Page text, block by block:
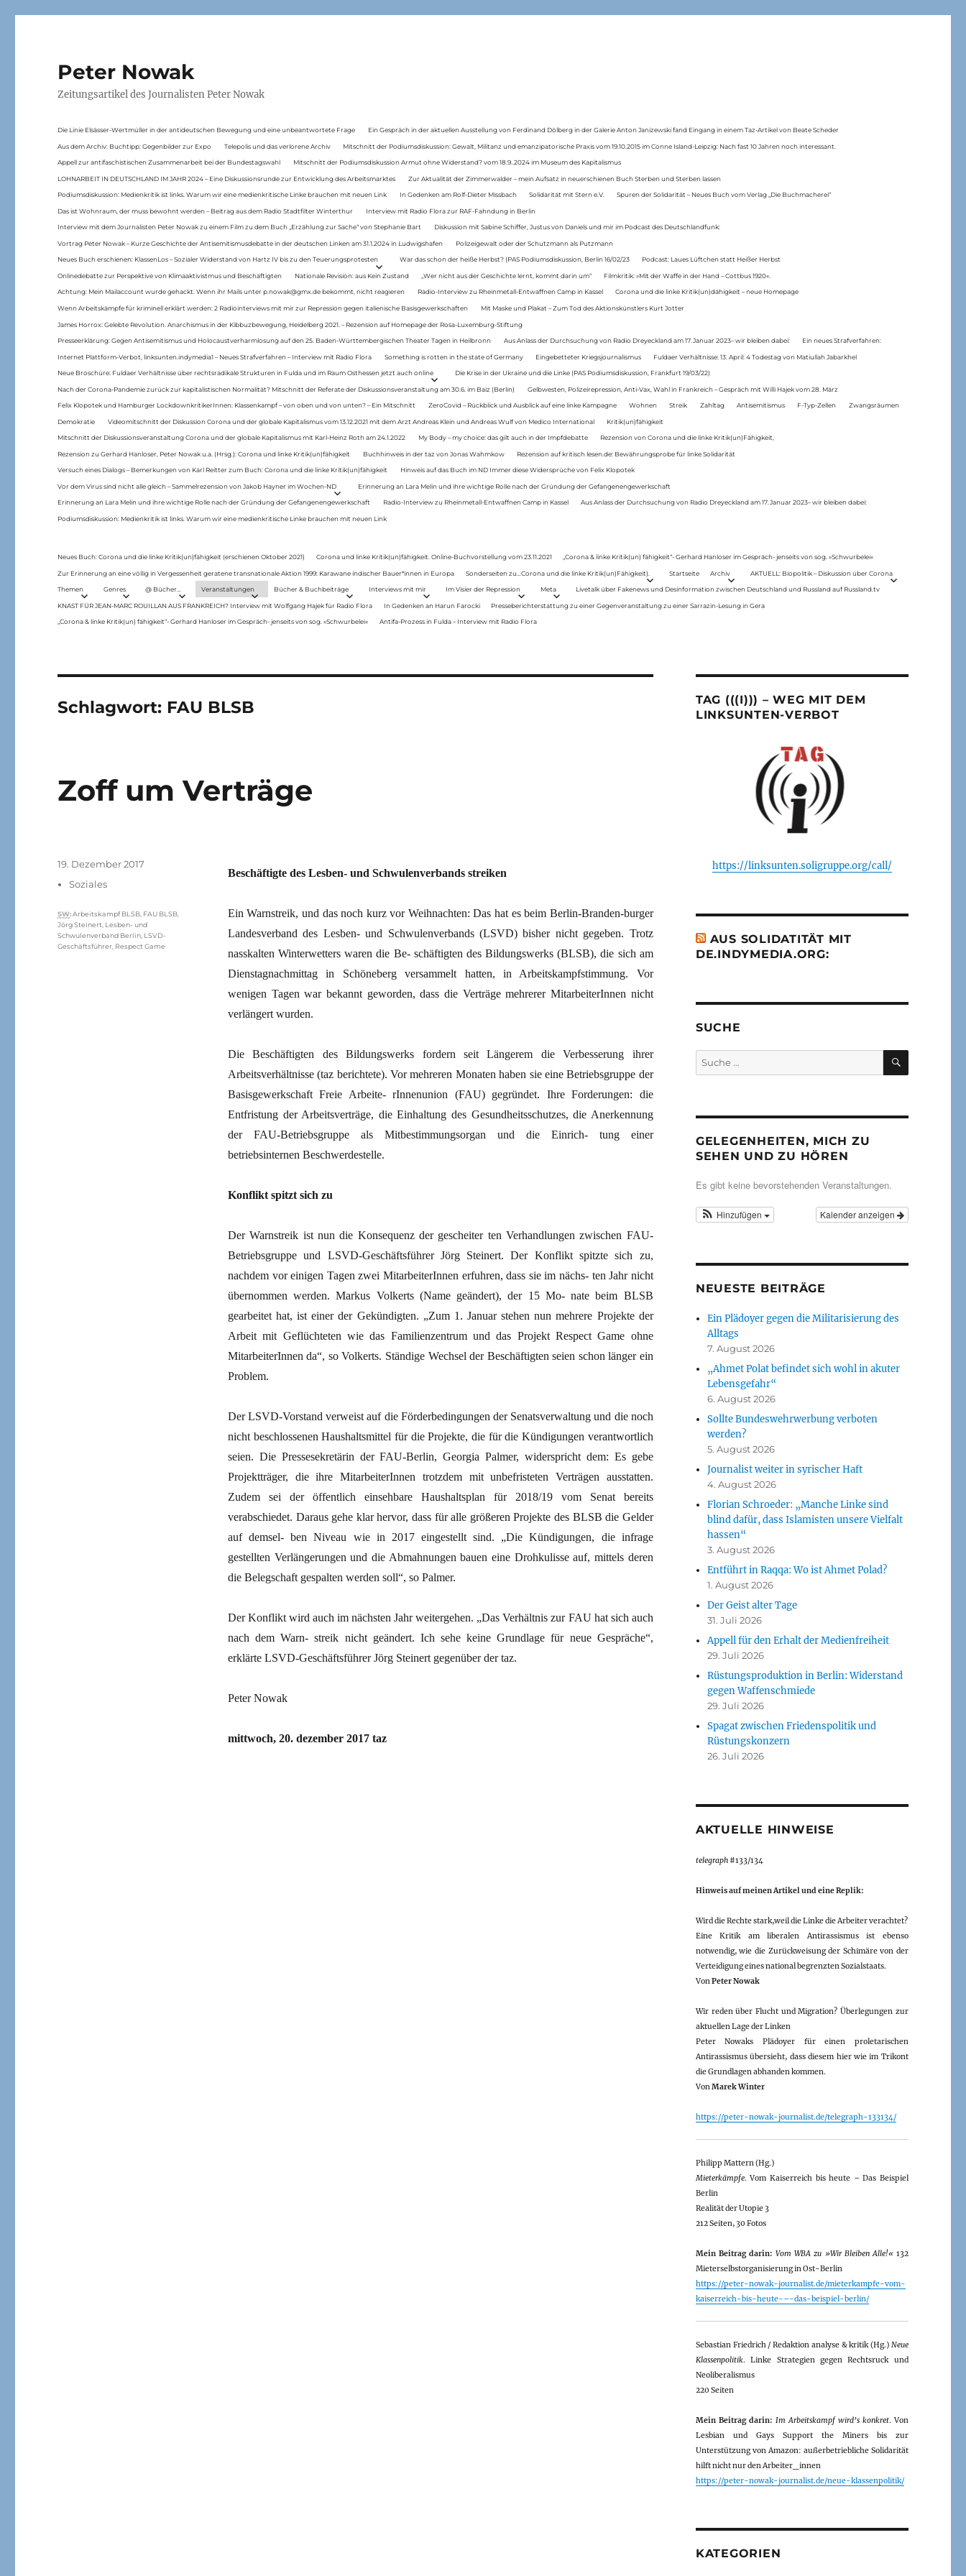
Peter Nowak
Zeitungsartikel des Journalisten Peter Nowak
Die Linie Elsässer-Wertmüller in der antideutschen Bewegung und eine unbeantwortete Frage Ein Gespräch in der aktuellen Ausstellung von Ferdinand Dölberg in der Galerie Anton Janizewski fand Eingang in einem Taz-Artikel von Beate Scheder
Aus dem Archiv: Buchtipp: Gegenbilder zur Expo Telepolis und das verlorene Archiv Mitschnitt der Podiumsdiskussion: Gewalt, Militanz und emanzipatorische Praxis vom 19.10.2015 im Conne Island-Leipzig: Nach fast 10 Jahren noch interessant.
Appell zur antifaschistischen Zusammenarbeit bei der Bundestagswahl Mitschnitt der Podiumsdiskussion Armut ohne Widerstand? vom 18.9..2024 im Museum des Kapitalismus
LOHNARBEIT IN DEUTSCHLAND IM JAHR 2024 – Eine Diskussionsrunde zur Entwicklung des Arbeitsmarktes Zur Aktualität der Zimmerwalder – mein Aufsatz in neuerschienen Buch Sterben und Sterben lassen
Podiumsdiskussion: Medienkritik ist links. Warum wir eine medienkritische Linke brauchen mit neuen Link In Gedenken am Rolf-Dieter Missbach Solidarität mit Stern e.V. Spuren der Solidarität – Neues Buch vom Verlag „Die Buchmacherei“
Das ist Wohnraum, der muss bewohnt werden – Beitrag aus dem Radio Stadtfilter Winterthur Interview mit Radio Flora zur RAF-Fahndung in Berlin
Interview mit dem Journalisten Peter Nowak zu einem Film zu dem Buch „Erzählung zur Sache“ von Stephanie Bart Diskussion mit Sabine Schiffer, Justus von Daniels und mir im Podcast des Deutschlandfunk:
Vortrag Peter Nowak – Kurze Geschichte der Antisemitismusdebatte in der deutschen Linken am 31.1.2024 in Ludwigshafen Polizeigewalt oder der Schutzmann als Putzmann
Neues Buch erschienen: KlassenLos – Sozialer Widerstand von Hartz IV bis zu den Teuerungsprotesten War das schon der heiße Herbst? (PAS Podiumsdiskussion, Berlin 16/02/23 Podcast: Laues Lüftchen statt Heißer Herbst
Onlinedebatte zur Perspektive von Klimaaktivistmus und Beschäftigten Nationale Revision: aus Kein Zustand „Wer nicht aus der Geschichte lernt, kommt darin um“ Filmkritik: »Mit der Waffe in der Hand – Cottbus 1920«.
Achtung: Mein Mailaccount wurde gehackt. Wenn ihr Mails unter p.nowak@gmx.de bekommt, nicht reagieren Radio-Interview zu Rheinmetall-Entwaffnen Camp in Kassel Corona und die linke Kritik(un)dähigkeit – neue Homepage
Wenn Arbeitskämpfe für kriminell erklärt werden: 2 Radiointerviews mit mir zur Repression gegen italienische Basisgewerkschaften Mit Maske und Plakat – Zum Tod des Aktionskünstlers Kurt Jotter
James Horrox: Gelebte Revolution. Anarchismus in der Kibbuzbewegung, Heidelberg 2021. – Rezension auf Homepage der Rosa-Luxemburg-Stiftung
Presseerklärung: Gegen Antisemitismus und Holocaustverharmlosung auf den 25. Baden-Württembergischen Theater Tagen in Heilbronn Aus Anlass der Durchsuchung von Radio Dreyeckland am 17.Januar 2023– wir bleiben dabei: Ein neues Strafverfahren:
Internet Plattform-Verbot, linksunten.indymedia1 – Neues Strafverfahren – Interview mit Radio Flora Something is rotten in the state of Germany Eingebetteter Kriegsjournalismus Fuldaer Verhältnisse: 13. April: 4 Todestag von Matiul­lah Jabarkhel
Neue Broschüre: Fuldaer Verhältnisse über rechtsradikale Strukturen in Fulda und im Raum Osthessen jetzt auch online Die Krise in der Ukraine und die Linke (PAS Podiumsdiskussion, Frankfurt 19/03/22)
Nach der Corona-Pandemie zurück zur kapitalistischen Normalität? Mitschnitt der Referate der Diskussionsveranstaltung am 30.6. im Baiz (Berlin) Gelbwesten, Polizeirepression, Anti-Vax, Wahl in Frankreich – Gespräch mit Willi Hajek vom 28. März
Felix Klopotek und Hamburger LockdownkritikerInnen: Klassenkampf – von oben und von unten? – Ein Mitschnitt ZeroCovid – Rückblick und Ausblick auf eine linke Kampagne Wohnen Streik Zahltag Antisemitismus F-Typ-Zellen Zwangsräumen
Demokratie Videomitschnitt der Diskussion Corona und der globale Kapitalismus vom 13.12.2021 mit dem Arzt Andreas Klein und Andreas Wulf von Medico International Kritik(un)fähigkeit
Mitschnitt der Diskussionsveranstaltung Corona und der globale Kapitalismus mit Karl-Heinz Roth am 24.1.2022 My Body – my choice: das gilt auch in der Impfdebatte Rezension von Corona und die linke Kritik(un)Fähigkeit,
Rezension zu Gerhard Hanloser, Peter Nowak u.a. (Hrsg.): Corona und linke Kritik(un)fähigkeit Buchhinweis in der taz von Jonas Wahmkow Rezension auf kritisch lesen.de: Bewährungsprobe für linke Solidarität
Versuch eines Dialogs – Bemerkungen von Karl Reitter zum Buch: Corona und die linke Kritik(un)fähigkeit Hinweis auf das Buch im ND Immer diese Widersprüche von Felix Klopotek
Vor dem Virus sind nicht alle gleich – Sammelrezension von Jakob Hayner im Wochen-ND Erinnerung an Lara Melin und ihre wichtige Rolle nach der Gründung der Gefangenengewerkschaft
Erinnerung an Lara Melin und ihre wichtige Rolle nach der Gründung der Gefangenengewerkschaft Radio-Interview zu Rheinmetall-Entwaffnen Camp in Kassel Aus Anlass der Durchsuchung von Radio Dreyeckland am 17.Januar 2023– wir bleiben dabei:
Podiumsdiskussion: Medienkritik ist links. Warum wir eine medienkritische Linke brauchen mit neuen Link
Neues Buch: Corona und die linke Kritik(un)fähigkeit (erschienen Oktober 2021) Corona und linke Kritik(un)fähigkeit. Online-Buchvorstellung vom 23.11.2021 „Corona & linke Kritik(un) fähigkeit“- Gerhard Hanloser im Gespräch- jenseits von sog. »Schwurbelei«
Zur Erinnerung an eine völlig in Vergessenheit geratene transnationale Aktion 1999: Karawane indischer Bauer*innen in Europa Sonderseiten zu…Corona und die linke Kritik(un)Fähigkeit). Startseite Archiv AKTUELL: Biopolitik – Diskussion über Corona
Themen Genres @ Bücher… Veranstaltungen Bücher & Buchbeiträge Interviews mit mir Im Visier der Repression Meta Livetalk über Fakenews und Desinformation zwischen Deutschland und Russland auf Russland.tv
KNAST FÜR JEAN-MARC ROUILLAN AUS FRANKREICH? Interview mit Wolfgang Hajek für Radio Flora In Gedenken an Harun Farocki Presseberichterstattung zu einer Gegenveranstaltung zu einer Sarrazin-Lesung in Gera
„Corona & linke Kritik(un) fähigkeit“- Gerhard Hanloser im Gespräch- jenseits von sog. »Schwurbelei« Antifa-Prozess in Fulda – Interview mit Radio Flora
Schlagwort: FAU BLSB
Zoff um Verträge
Beschäftigte des Lesben- und Schwulenverbands streiken
Ein Warnstreik, und das noch kurz vor Weihnachten: Das hat es beim Berlin-Branden-burger
Landesverband des Lesben- und Schwulenverbands (LSVD) bisher nicht gegeben. Trotz
nasskalten Winterwetters waren die Be- schäftigten des Bildungswerks (BLSB), die sich am
Dienstagnachmittag in Schöneberg versammelt hatten, in Arbeitskampfstimmung. Vor
wenigen Tagen war bekannt geworden, dass die Verträge mehrerer MitarbeiterInnen nicht
verlängert wurden.
Die Beschäftigten des Bildungswerks fordern seit Längerem die Verbesserung ihrer
Arbeitsverhältnisse (taz berichtete). Vor mehreren Monaten haben sie eine Betriebsgruppe der
Basisgewerkschaft Freie Arbeite- rInnenunion (FAU) gegründet. Ihre Forderungen: die
Entfristung der Arbeitsverträge, die Einhaltung des Gesundheitsschutzes, die Anerkennung
der FAU-Betriebsgruppe als Mitbestimmungsorgan und die Einrich- tung einer
betriebsinternen Beschwerdestelle.
Konflikt spitzt sich zu
Der Warnstreik ist nun die Konsequenz der gescheiter ten Verhandlungen zwischen FAU-
Betriebsgruppe und LSVD-Geschäftsführer Jörg Steinert. Der Konflikt spitzte sich zu,
nachdem vor einigen Tagen zwei MitarbeiterInnen erfuhren, dass sie im nächs- ten Jahr nicht
übernommen werden. Markus Volkerts (Name geändert), der 15 Mo- nate beim BLSB
gearbeitet hat, ist einer der Gekündigten. „Zum 1. Januar stehen nun mehrere Projekte der
Arbeit mit Geflüchteten wie das Familienzentrum und das Projekt Respect Game ohne
MitarbeiterInnen da“, so Volkerts. Ständige Wechsel der Beschäftigten seien schon länger ein
Problem.
Der LSVD-Vorstand verweist auf die Förderbedingungen der Senatsverwaltung und die noch
nicht beschlossenen Haushaltsmittel für die Projekte, die für die Kündigungen verantwortlich
seien. Die Pressesekretärin der FAU-Berlin, Georgia Palmer, widerspricht dem: Es gebe
Projektträger, die ihre MitarbeiterInnen trotzdem mit unbefristeten Verträgen ausstatten.
Zudem sei der öffentlich einsehbare Haushaltsplan für 2018/19 vom Senat bereits
verabschiedet. Daraus gehe klar hervor, dass für alle größeren Projekte des BLSB die Gelder
auf demsel- ben Niveau wie in 2017 eingestellt sind. „Die Kündigungen, die infrage
gestellten Verlängerungen und die Abmahnungen bauen eine Drohkulisse auf, mittels deren
die Belegschaft gespalten werden soll“, so Palmer.
Der Konflikt wird auch im nächsten Jahr weitergehen. „Das Verhältnis zur FAU hat sich auch
nach dem Warn- streik nicht geändert. Ich sehe keine Grundlage für neue Gespräche“,
erklärte LSVD-Geschäftsführer Jörg Steinert gegenüber der taz.
Peter Nowak
mittwoch, 20. dezember 2017 taz
Veröffentlicht
19. Dezember 2017
Kategorien
Soziales
Schlagwörter
SW:Arbeitskampf BLSB FAU BLSB
Jörg Steinert Lesben- und
Schwulenverband Berlin LSVD-
Geschäftsführer Respect Game
TAG (((I))) – WEG MIT DEM
LINKSUNTEN-VERBOT
https://linksunten.soligruppe.org/call/
AUS SOLIDATITÄT MIT
DE.INDYMEDIA.ORG:
SUCHE
Suche
nach:
SUCHEN
GELEGENHEITEN, MICH ZU
SEHEN UND ZU HÖREN
Es gibt keine bevorstehenden Veranstaltungen.
Kalender anzeigen
Hinzufügen
NEUESTE BEITRÄGE
Ein Plädoyer gegen die Militarisierung des
Alltags
7. August 2026
„Ahmet Polat befindet sich wohl in akuter
Lebensgefahr“
6. August 2026
Sollte Bundeswehrwerbung verboten
werden?
5. August 2026
Journalist weiter in syrischer Haft
4. August 2026
Florian Schroeder: „Manche Linke sind
blind dafür, dass Islamisten unsere Vielfalt
hassen“
3. August 2026
Entführt in Raqqa: Wo ist Ahmet Polad?
1. August 2026
Der Geist alter Tage
31. Juli 2026
Appell für den Erhalt der Medienfreiheit
29. Juli 2026
Rüstungsproduktion in Berlin: Widerstand
gegen Waffenschmiede
29. Juli 2026
Spagat zwischen Friedenspolitik und
Rüstungskonzern
26. Juli 2026
AKTUELLE HINWEISE
telegraph#133/134
Hinweis auf meinen Artikel und eine Replik:
Wird die Rechte stark,weil die Linke die Arbeiter verachtet?
Eine Kritik am liberalen Antirassismus ist ebenso
notwendig, wie die Zurückweisung der Schimäre von der
Verteidigung eines national begrenzten Sozialstaats.
VonPeter Nowak
Wir reden über Flucht und Migration? Überlegungen zur
aktuellen Lage der Linken
Peter Nowaks Plädoyer für einen proletarischen
Antirassismus übersieht, dass diesem hier wie im Trikont
die Grundlagen abhanden kommen.
VonMarek Winter
https://peter-nowak-journalist.de/telegraph-133134/
Philipp Mattern (Hg.)
Mieterkämpfe. Vom Kaiserreich bis heute – Das Beispiel
Berlin
Realität der Utopie 3
212 Seiten, 30 Fotos
Mein Beitrag darin: Vom WBA zu »Wir Bleiben Alle!«132
Mieterselbstorganisierung in Ost-Berlin
https://peter-nowak-journalist.de/mieterkampfe-vom-
kaiserreich-bis-heute-–-das-beispiel-berlin/
Sebastian Friedrich / Redaktion analyse & kritik (Hg.) Neue
Klassenpolitik. Linke Strategien gegen Rechtsruck und
Neoliberalismus
220 Seiten
Mein Beitrag darin: Im Arbeitskampf wird’s konkret. Von
Lesbian und Gays Support the Miners bis zur
Unterstützung von Amazon: außerbetriebliche Solidarität
hilft nicht nur den Arbeiter_innen
https://peter-nowak-journalist.de/neue-klassenpolitik/
KATEGORIEN